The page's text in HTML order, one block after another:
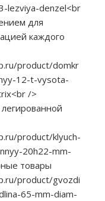
lezviya-denzel<br
для
каждого
product/domkr
12-t-vysota-
/>
product/klyuch-
20h22-mm-
товары
product/gvozdi
65-mm-diam-